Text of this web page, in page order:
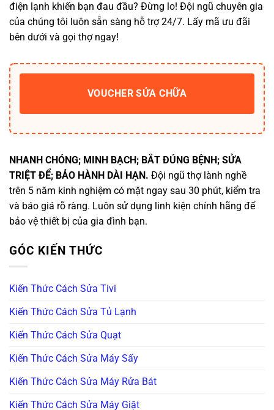
điện lạnh khiến bạn đau đầu? Đừng lo! Đội ngũ chuyên gia
của chúng tôi luôn sẵn sàng hỗ trợ 24/7. Lấy mã ưu đãi
bên dưới và gọi thợ ngay!
VOUCHER SỬA CHỮA
NHANH CHÓNG; MINH BẠCH; BẮT ĐÚNG BỆNH; SỬA
TRIỆT ĐỂ; BẢO HÀNH DÀI HẠN. Đội ngũ thợ lành nghề
trên 5 năm kinh nghiệm có mặt ngay sau 30 phút, kiểm tra
và báo giá rõ ràng. Luôn sử dụng linh kiện chính hãng để
bảo vệ thiết bị của gia đình bạn.
GÓC KIẾN THỨC
Kiến Thức Cách Sửa Tivi
Kiến Thức Cách Sửa Tủ Lạnh
Kiến Thức Cách Sửa Quạt
Kiến Thức Cách Sửa Máy Sấy
Kiến Thức Cách Sửa Máy Rửa Bát
Kiến Thức Cách Sửa Máy Giặt